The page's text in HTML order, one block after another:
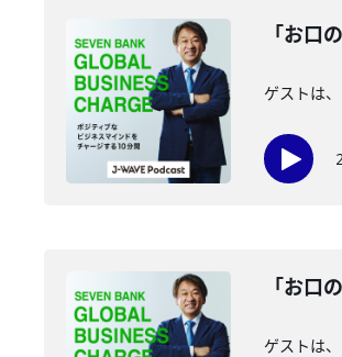
「お口
ゲストは
「お口
ゲストは